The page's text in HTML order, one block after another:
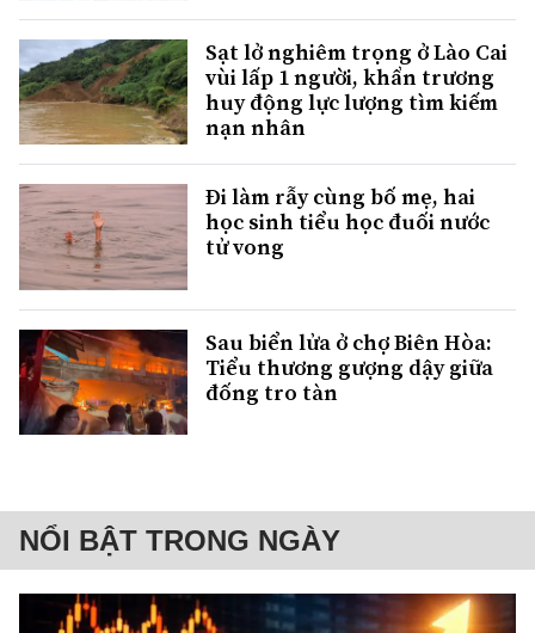
Sạt lở nghiêm trọng ở Lào Cai
vùi lấp 1 người, khẩn trương
huy động lực lượng tìm kiếm
nạn nhân
Đi làm rẫy cùng bố mẹ, hai
học sinh tiểu học đuối nước
tử vong
Sau biển lửa ở chợ Biên Hòa:
Tiểu thương gượng dậy giữa
đống tro tàn
NỔI BẬT TRONG NGÀY